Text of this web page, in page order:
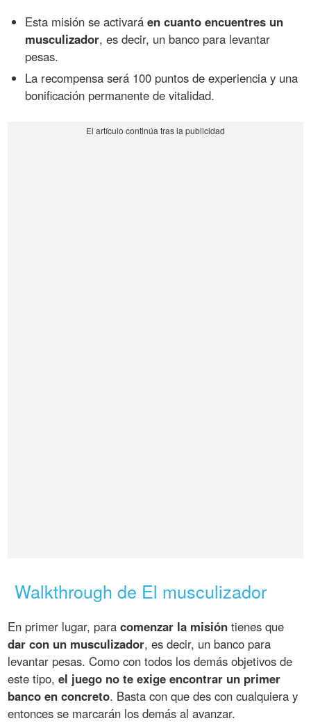
Esta misión se activaráen cuanto encuentres un
musculizador, es decir, un banco para levantar
pesas.
La recompensa será 100 puntos de experiencia y una
bonificación permanente de vitalidad.
Walkthrough de El musculizador
En primer lugar, paracomenzar la misión tienes que
dar con un musculizador, es decir, un banco para
levantar pesas. Como con todos los demás objetivos de
este tipo,el juego no te exige encontrar un primer
banco en concreto. Basta con que des con cualquiera y
entonces se marcarán los demás al avanzar.